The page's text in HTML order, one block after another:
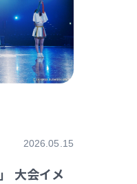
2026.05.15
大会イメ